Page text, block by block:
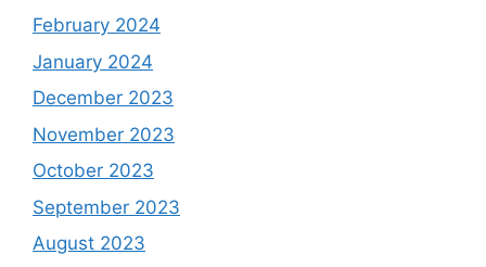
February 2024
January 2024
December 2023
November 2023
October 2023
September 2023
August 2023